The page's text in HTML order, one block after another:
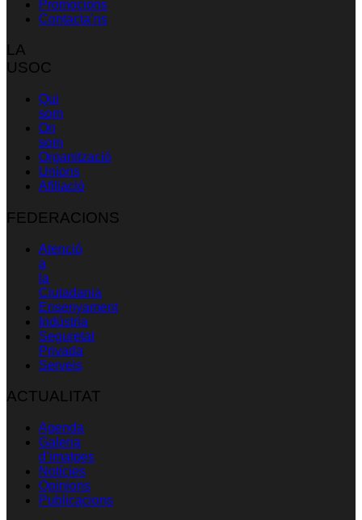
Promocions
Contacta’ns
LA
USOC
Qui
som
On
som
Organització
Unions
Afiliació
FEDERACIONS
Atenció
a
la
Ciutadania
Ensenyament
Indústria
Seguretat
Privada
Serveis
ACTUALITAT
Agenda
Galeria
d’imatges
Notícies
Opinions
Publicacions